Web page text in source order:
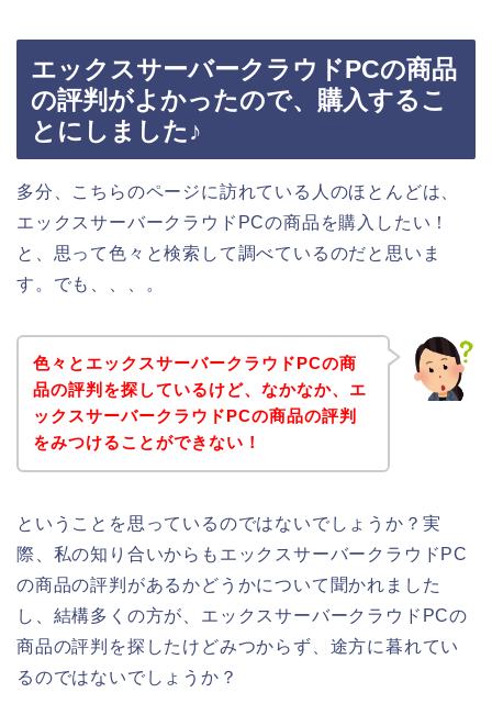
エックスサーバークラウドPCの商品
の評判がよかったので、購入するこ
とにしました♪
多分、こちらのページに訪れている人のほとんどは、
エックスサーバークラウドPCの商品を購入したい！
と、思って色々と検索して調べているのだと思いま
す。でも、、、。
色々とエックスサーバークラウドPCの商
品の評判を探しているけど、なかなか、エ
ックスサーバークラウドPCの商品の評判
をみつけることができない！
ということを思っているのではないでしょうか？実
際、私の知り合いからもエックスサーバークラウドPC
の商品の評判があるかどうかについて聞かれました
し、結構多くの方が、エックスサーバークラウドPCの
商品の評判を探したけどみつからず、途方に暮れてい
るのではないでしょうか？